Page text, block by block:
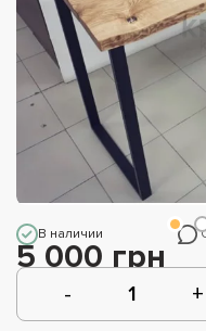
В наличии
5 000 грн